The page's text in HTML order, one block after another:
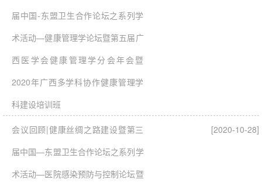
届中国-东盟卫生合作论坛之系列学
术活动—健康管理学论坛暨第五届广
西医学会健康管理学分会年会暨
2020年广西多学科协作健康管理学
科建设培训班
会议回顾|健康丝绸之路建设暨第三
届中国—东盟卫生合作论坛之系列学
术活动—医院感染预防与控制论坛暨
[2020-10-28]